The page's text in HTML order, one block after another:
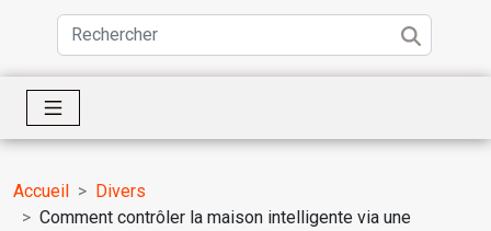
Accueil
Divers
Comment contrôler la maison intelligente via une